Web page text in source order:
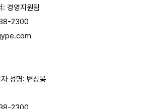
: 경영지원팀
2300
성명: 변상봉